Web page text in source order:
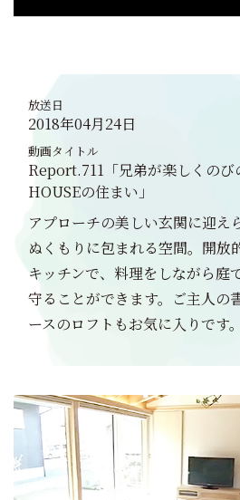
放送日
2018年04月24日
動画タイトル
Report.711「兄弟が楽しくの
HOUSEの住まい」
アプローチの美しい玄関に迎え
ぬくもりに包まれる空間。開放
キッチンで、料理をしながら庭
守ることができます。ご主人の
ースのロフトもお気に入りです。